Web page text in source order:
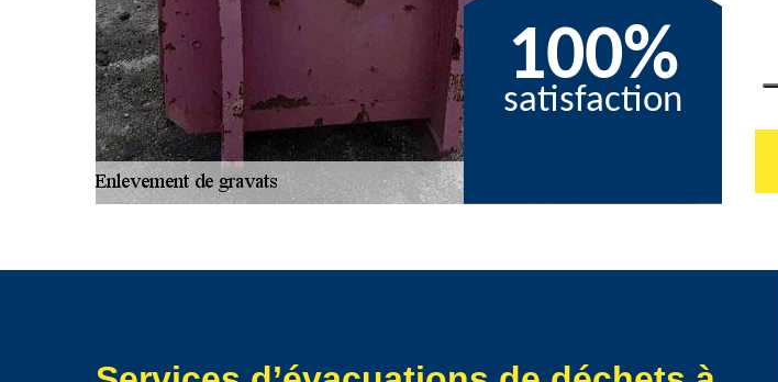
100%
satisfaction
Contactez-nous pour découvrir comment nous pouvons vous aider à maintenir votre chantier
propre et bien organisé.